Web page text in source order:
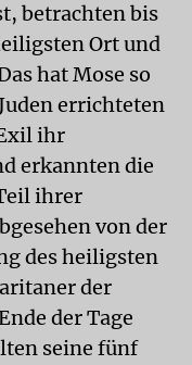
betrachten bis
Ort und
hat Mose so
errichteten
ihr
erkannten die
ihrer
von der
des heiligsten
der
der Tage
seine fünf